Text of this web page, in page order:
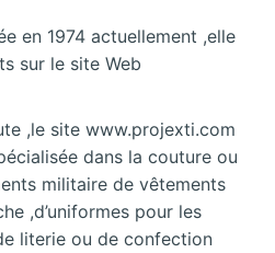
en 1974 actuellement ,elle
sur le site Web
,le site www.projexti.com
dans la couture ou
militaire de vêtements
,d’uniformes pour les
literie ou de confection